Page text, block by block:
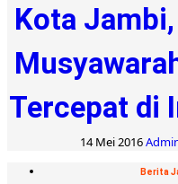
Kota
Tercepat di
14 Mei 2016
Berita